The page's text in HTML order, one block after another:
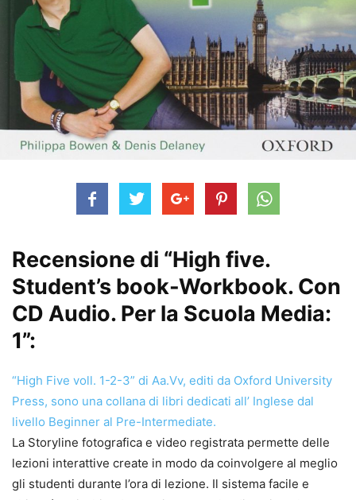
Recensione di “High five.
Student’s book-Workbook. Con
CD Audio. Per la Scuola Media:
1”:
“High Five voll. 1-2-3” di Aa.Vv, editi da Oxford University
Press, sono una collana di libri dedicati all’ Inglese dal
livello Beginner al Pre-Intermediate.
La Storyline fotografica e video registrata permette delle
lezioni interattive create in modo da coinvolgere al meglio
gli studenti durante l’ora di lezione. Il sistema facile e